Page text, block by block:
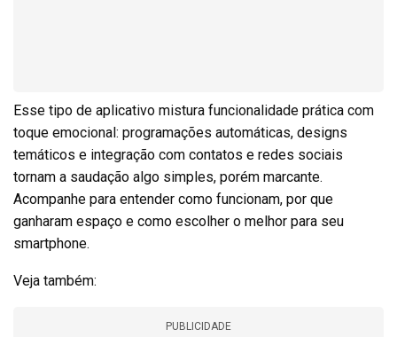
Esse tipo de aplicativo mistura funcionalidade prática com
toque emocional: programações automáticas, designs
temáticos e integração com contatos e redes sociais
tornam a saudação algo simples, porém marcante.
Acompanhe para entender como funcionam, por que
ganharam espaço e como escolher o melhor para seu
smartphone.
Veja também:
PUBLICIDADE